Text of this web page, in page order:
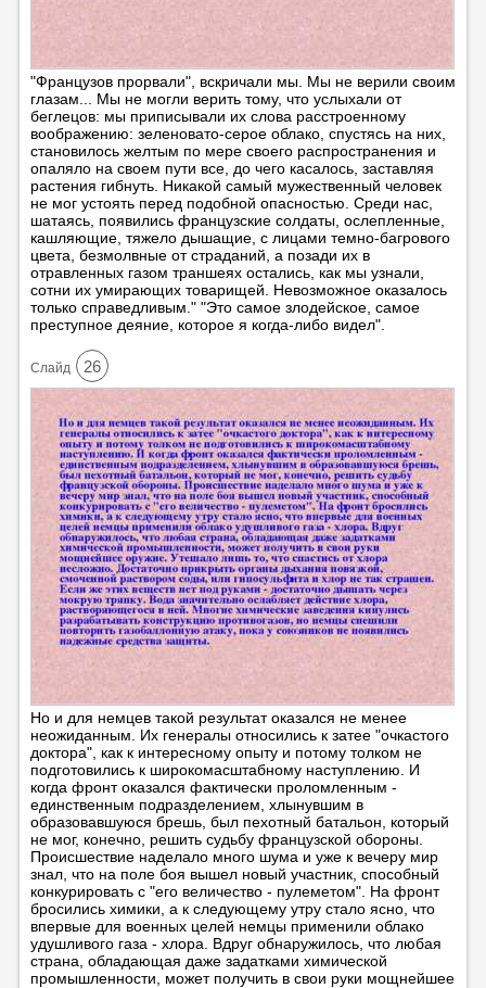
"Французов прорвали", вскричали мы. Мы не верили своим
глазам... Мы не могли верить тому, что услыхали от
беглецов: мы приписывали их слова расстроенному
воображению: зеленовато-серое облако, спустясь на них,
становилось желтым по мере своего распространения и
опаляло на своем пути все, до чего касалось, заставляя
растения гибнуть. Никакой самый мужественный человек
не мог устоять перед подобной опасностью. Среди нас,
шатаясь, появились французские солдаты, ослепленные,
кашляющие, тяжело дышащие, с лицами темно-багрового
цвета, безмолвные от страданий, а позади их в
отравленных газом траншеях остались, как мы узнали,
сотни их умирающих товарищей. Невозможное оказалось
только справедливым." "Это самое злодейское, самое
преступное деяние, которое я когда-либо видел".
Cлайд 26
Но и для немцев такой результат оказался не менее
неожиданным. Их генералы относились к затее "очкастого
доктора", как к интересному опыту и потому толком не
подготовились к широкомасштабному наступлению. И
когда фронт оказался фактически проломленным -
единственным подразделением, хлынувшим в
образовавшуюся брешь, был пехотный батальон, который
не мог, конечно, решить судьбу французской обороны.
Происшествие наделало много шума и уже к вечеру мир
знал, что на поле боя вышел новый участник, способный
конкурировать с "его величество - пулеметом". На фронт
бросились химики, а к следующему утру стало ясно, что
впервые для военных целей немцы применили облако
удушливого газа - хлора. Вдруг обнаружилось, что любая
страна, обладающая даже задатками химической
промышленности, может получить в свои руки мощнейшее